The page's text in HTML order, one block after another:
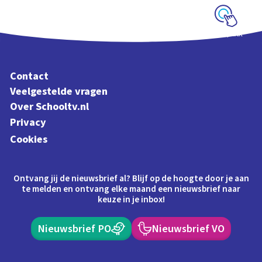
Schoolplaat
Contact
Veelgestelde vragen
Over Schooltv.nl
Privacy
Cookies
Ontvang jij de nieuwsbrief al? Blijf op de hoogte door je aan
te melden en ontvang elke maand een nieuwsbrief naar
keuze in je inbox!
Nieuwsbrief PO Nieuwsbrief VO